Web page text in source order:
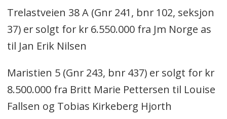
Trelastveien 38 A (Gnr 241, bnr 102, seksjon
37) er solgt for kr 6.550.000 fra Jm Norge as
til Jan Erik Nilsen
Maristien 5 (Gnr 243, bnr 437) er solgt for kr
8.500.000 fra Britt Marie Pettersen til Louise
Fallsen og Tobias Kirkeberg Hjorth